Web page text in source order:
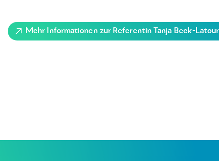
Mehr Informationen zur Referentin Tanja Beck-